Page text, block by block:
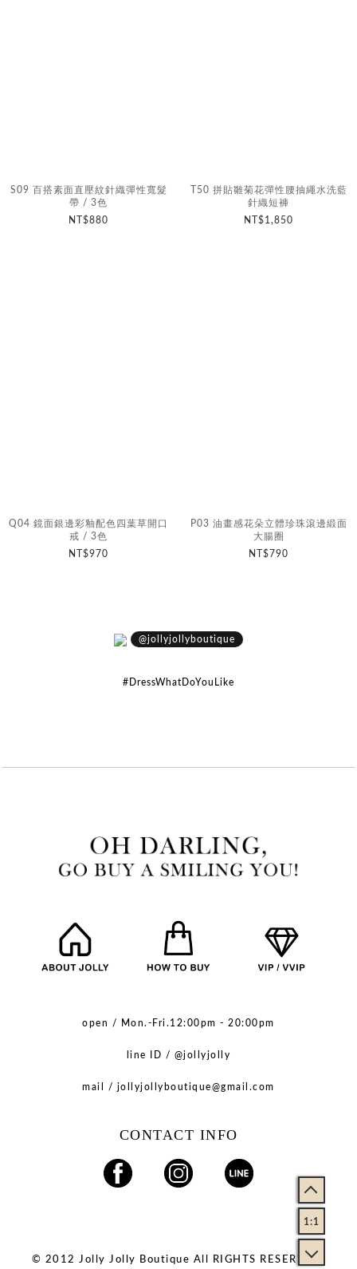
S09 百搭素面直壓紋針織彈性寬髮
帶 / 3色
NT$880
T50 拼貼雛菊花彈性腰抽繩水洗藍
針織短褲
NT$1,850
Q04 鏡面銀邊彩釉配色四葉草開口
戒 / 3色
NT$970
P03 油畫感花朵立體珍珠滾邊緞面
大腸圈
NT$790
@jollyjollyboutique
#DressWhatDoYouLike
open / Mon.-Fri.12:00pm - 20:00pm
line ID / @jollyjolly
mail / jollyjollyboutique@gmail.com
CONTACT INFO
© 2012 Jolly Jolly Boutique All RIGHTS RESERVED.
1:1